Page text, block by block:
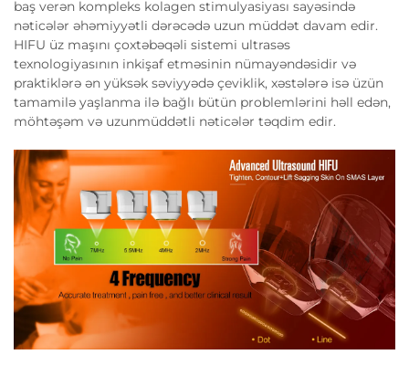
baş verən kompleks kolagen stimulyasiyası sayəsində
nəticələr əhəmiyyətli dərəcədə uzun müddət davam edir.
HIFU üz maşını çoxtəbəqəli sistemi ultrasəs
texnologiyasının inkişaf etməsinin nümayəndəsidir və
praktiklərə ən yüksək səviyyədə çeviklik, xəstələrə isə üzün
tamamilə yaşlanma ilə bağlı bütün problemlərini həll edən,
möhtəşəm və uzunmüddətli nəticələr təqdim edir.